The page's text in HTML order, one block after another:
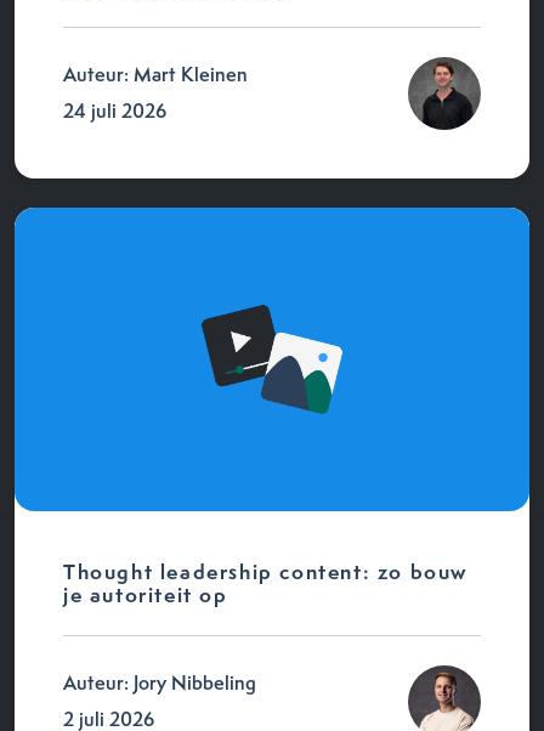
Auteur: Mart Kleinen
24 juli 2026
Thought leadership content: zo bouw
je autoriteit op
Auteur: Jory Nibbeling
2 juli 2026